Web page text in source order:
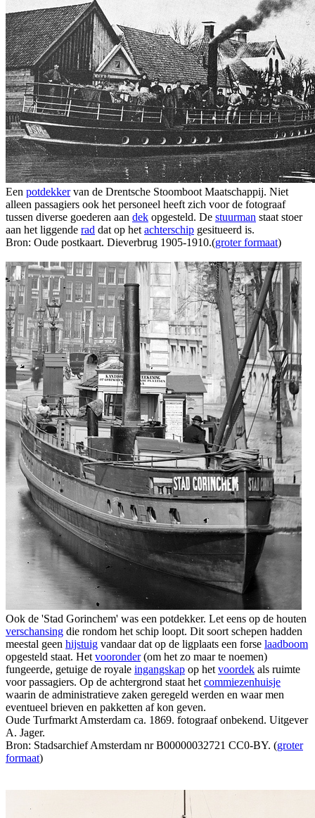
Een potdekkervan de Drentsche Stoomboot Maatschappij. Niet
alleen passagiers ook het personeel heeft zich voor de fotograaf
tussen diverse goederen aan dek opgesteld. De stuurman staat stoer
aan het liggende rad dat op het achterschip gesitueerd is.
Bron: Oude postkaart. Dieverbrug 1905-1910.(groter formaat)
Ook de 'Stad Gorinchem' was een potdekker. Let eens op de houten
verschansing die rondom het schip loopt. Dit soort schepen hadden
meestal geen hijstuig vandaar dat op de ligplaats een forse laadboom
opgesteld staat. Het vooronder(om het zo maar te noemen)
fungeerde, getuige de royale ingangskap op het voordek als ruimte
voor passagiers. Op de achtergrond staat het commiezenhuisje
waarin de administratieve zaken geregeld werden en waar men
eventueel brieven en pakketten af kon geven.
Oude Turfmarkt Amsterdam ca. 1869. fotograaf onbekend. Uitgever
A. Jager.
Bron: Stadsarchief Amsterdam nr B00000032721 CC0-BY. (groter
formaat)